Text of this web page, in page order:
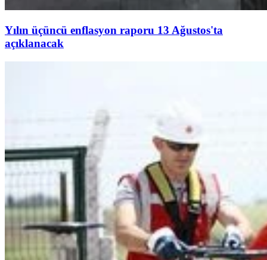
Yılın üçüncü enflasyon raporu 13 Ağustos'ta
açıklanacak